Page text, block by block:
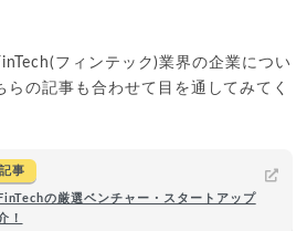
フィンテック)業界の企業につい
らの記事も合わせて目を通してみてく
事
の厳選ベンチャー・スタートアップ
！